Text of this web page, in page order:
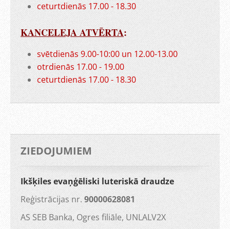
ceturtdienās 17.00 - 18.30
KANCELEJA ATVĒRTA:
svētdienās 9.00-10:00 un 12.00-13.00
otrdienās 17.00 - 19.00
ceturtdienās 17.00 - 18.30
ZIEDOJUMIEM
Ikšķiles evaņģēliski luteriskā draudze
Reģistrācijas nr. 90000628081
AS SEB Banka, Ogres filiāle, UNLALV2X